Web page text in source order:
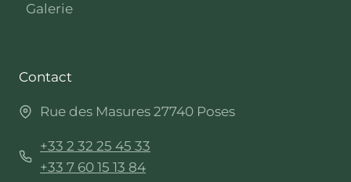
Galerie
Contact
Rue des Masures 27740 Poses
+33 2 32 25 45 33
+33 7 60 15 13 84